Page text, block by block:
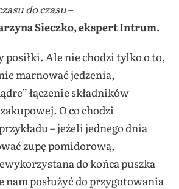
do czasu–
Sieczko, ekspert Intrum.
posiłki. Ale nie chodzi tylko o to,
marnować jedzenia,
łączenie składników
O co chodzi
– jeżeli jednego dnia
zupę pomidorową,
do końca puszka
posłużyć do przygotowania